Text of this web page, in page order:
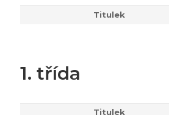
Titulek
1. třída
Titulek